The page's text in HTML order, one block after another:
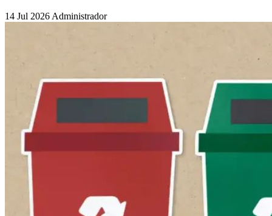
14 Jul 2026 Administrador